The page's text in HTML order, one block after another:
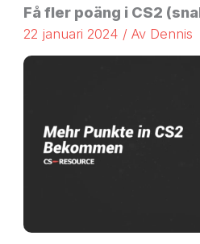
Få fler poäng i CS2
22 januari 2024 / Av Dennis